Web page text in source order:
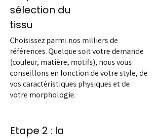
sélection du
tissu
Choisissez parmi nos milliers de
références. Quelque soit votre demande
(couleur, matière, motifs), nous vous
conseillons en fonction de votre style, de
vos caractéristiques physiques et de
votre morphologie.
Etape 2 : la